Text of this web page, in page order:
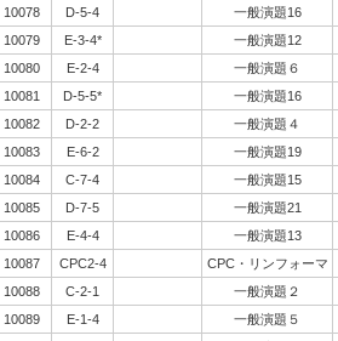
10078
D-5-4 一般演題16
10079
E-3-4* 一般演題12
10080
E-2-4 一般演題６
10081
D-5-5* 一般演題16
10082
D-2-2 一般演題４
10083
E-6-2 一般演題19
10084
C-7-4 一般演題15
10085
D-7-5 一般演題21
10086
E-4-4 一般演題13
10087
CPC2-4 CPC・リンフォーマ
10088
C-2-1 一般演題２
10089
E-1-4 一般演題５